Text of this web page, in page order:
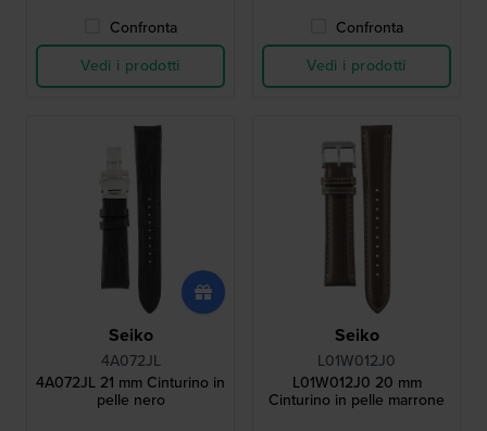
Confronta
Vedi i prodotti
Confronta
Vedi i prodotti
Seiko
4A072JL
4A072JL 21 mm Cinturino in
pelle nero
Seiko
L01W012J0
L01W012J0 20 mm
Cinturino in pelle marrone